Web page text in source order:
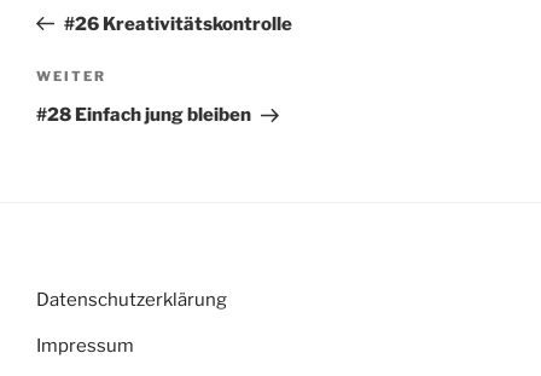
Beitrag
#26 Kreativitätskontrolle
Nächster
Beitrag
WEITER
#28 Einfach jung bleiben
Datenschutzerklärung
Impressum